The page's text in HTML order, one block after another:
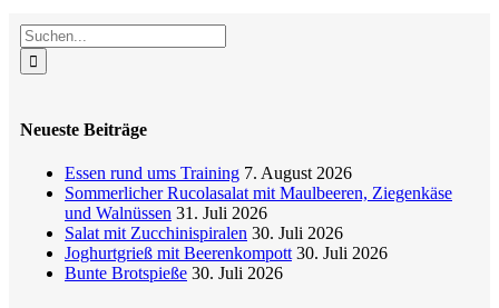
Facebook
XReddit
LinkedIn
WhatsApp
Tumblr
Pinterest
Vk
E-
Mail
Suche
nach:
Neueste Beiträge
Essen rund ums Training 7. August 2026
Sommerlicher Rucolasalat mit Maulbeeren, Ziegenkäse
und Walnüssen 31. Juli 2026
Salat mit Zucchinispiralen 30. Juli 2026
Joghurtgrieß mit Beerenkompott 30. Juli 2026
Bunte Brotspieße 30. Juli 2026